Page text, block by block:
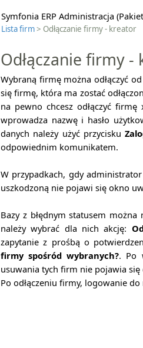
Symfonia ERP Administracja
Lista firm> Odłączanie firmy - kreator
Odłączanie firmy -
Wybraną firmę można odłączyć
się firmę, która ma zostać
na pewno chcesz odłączyć
wprowadza nazwę i hasło
danych należy użyć przycisku
odpowiednim komunikatem.
W przypadkach, gdy
uszkodzoną nie pojawi się okno
Bazy z błędnym statusem
należy wybrać dla nich akcję:
zapytanie z prośbą o
firmy spośród wybranych?. Po
usuwania tych firm nie pojawia
Po odłączeniu firmy, logowanie